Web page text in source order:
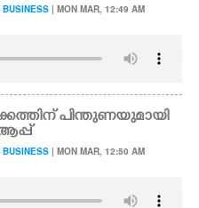
BUSINESS | MON MAR, 12:49 AM
പിന്തുണയുമായി
BUSINESS | MON MAR, 12:50 AM